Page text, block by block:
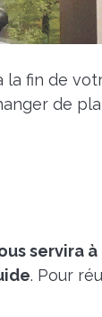
la fin de
de
servira
. Pour